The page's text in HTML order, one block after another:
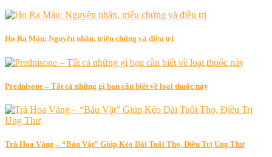
Ho Ra Máu: Nguyên nhân, triệu chứng và điều trị
Prednisone – Tất cả những gì bạn cần biết về loại thuốc này
Trà Hoa Vàng – “Báu Vật” Giúp Kéo Dài Tuổi Thọ, Điều Trị Ung Thư